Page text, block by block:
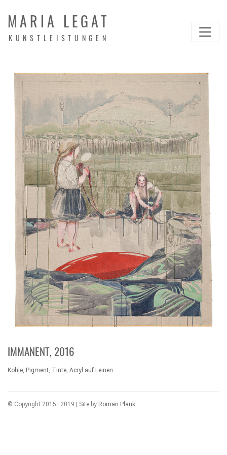
MARIA LEGAT
KUNSTLEISTUNGEN
IMMANENT, 2016
Kohle, Pigment, Tinte, Acryl auf Leinen
© Copyright 2015–2019 | Site by Roman Plank